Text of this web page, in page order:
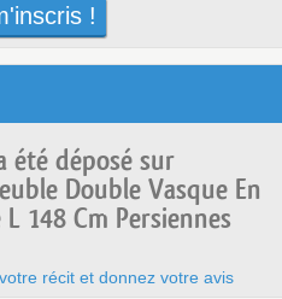
!
été déposé sur
Double Vasque En
L 148 Cm Persiennes
récit et donnez votre avis